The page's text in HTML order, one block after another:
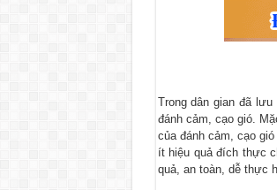
Trong dân gian đã
đánh cảm, cạo gió.
của đánh cảm, cạo
ít hiệu quả đích thực
quả, an toàn, dễ thực